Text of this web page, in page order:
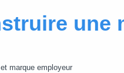
une
marque employeur